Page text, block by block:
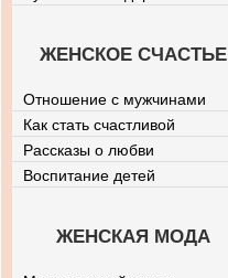
ЖЕНСКОЕ СЧАСТЬЕ
Отношение с мужчинами
Как стать счастливой
Рассказы о любви
Воспитание детей
ЖЕНСКАЯ МОДА